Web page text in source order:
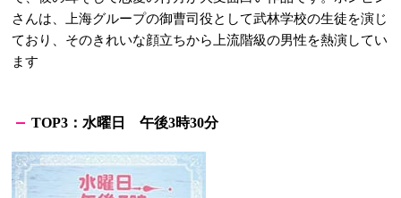
さんは、上海グループの御曹司役として武林学校の生徒を演じ
ており、そのきれいな顔立ちから上流階級の男性を熱演してい
ます
TOP3 ： 水曜日 午後3時30分